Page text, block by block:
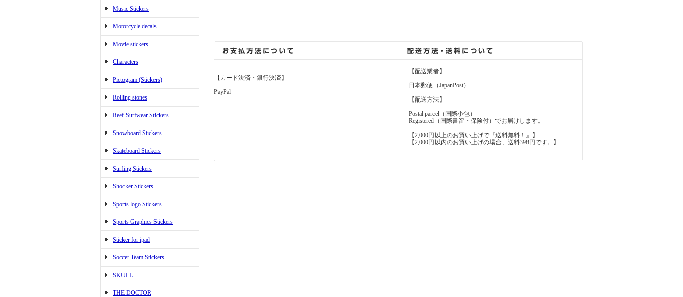
Music Stickers
Motorcycle decals
Movie stickers
Characters
Pictogram (Stickers)
Rolling stones
Reef Surfwear Stickers
Snowboard Stickers
Skateboard Stickers
Surfing Stickers
Shocker Stickers
Sports logo Stickers
Sports Graphics Stickers
Sticker for ipad
Soccer Team Stickers
SKULL
THE DOCTOR
【カード決済・銀行決済】
PayPal
【配送業者】
日本郵便（JapanPost）
【配送方法】
Postal parcel（国際小包）
Registered（国際書留・保険付）でお届けします。
【2,000円以上のお買い上げで『送料無料！』】
【2,000円以内のお買い上げの場合、送料398円です。】